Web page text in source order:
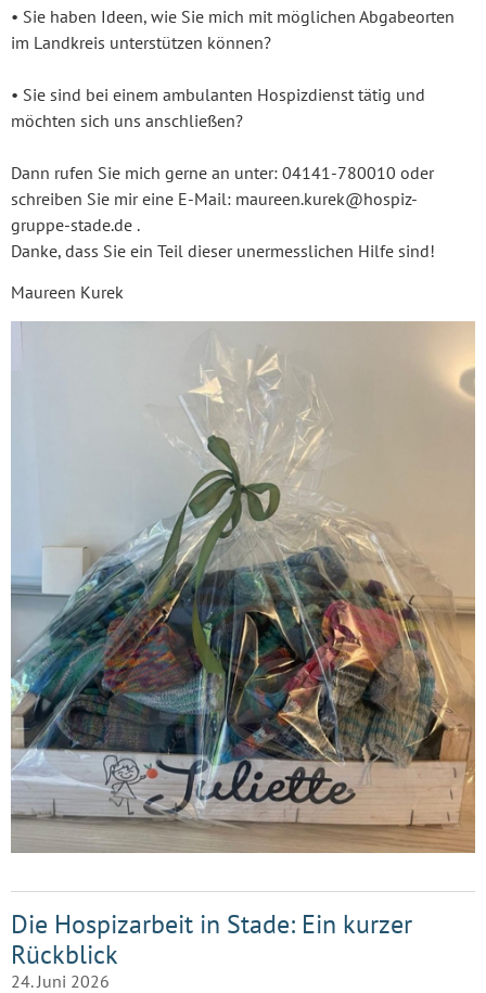
• Sie haben Ideen, wie Sie mich mit möglichen Abgabeorten
im Landkreis unterstützen können?
• Sie sind bei einem ambulanten Hospizdienst tätig und
möchten sich uns anschließen?
Dann rufen Sie mich gerne an unter: 04141-780010 oder
schreiben Sie mir eine E-Mail: maureen.kurek@hospiz-
gruppe-stade.de .
Danke, dass Sie ein Teil dieser unermesslichen Hilfe sind!
Maureen Kurek
Die Hospizarbeit in Stade: Ein kurzer
Rückblick
24. Juni 2026